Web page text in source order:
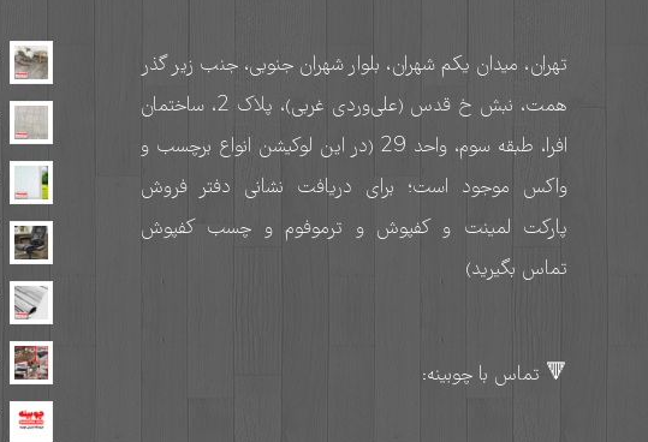
تهران، میدان یکم شهران، بلوار شهران جنوبی، جنب زیر گذر
همت، نبش خ قدس (علی‌وردی غربی)، پلاک 2، ساختمان
افرا، طبقه سوم، واحد 29 (در این لوکیشن انواع برچسب و
واکس موجود است؛ برای دریافت نشانی دفتر فروش
پارکت لمینت و کفپوش و ترموفوم و چسب کفپوش
تماس بگیرید)
🔻 تماس با چوبینه: